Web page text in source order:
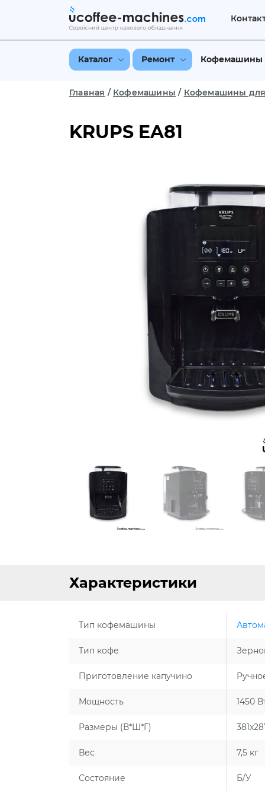
Каталог Ремонт Кофемашины
Главная / Кофемашины / Кофемашины
KRUPS EA81
Характеристики
Тип кофемашины
Тип кофе
Приготовление капучино
Мощность 1450
Размеры (В*Ш*Г)
Вес 7,5 кг
Состояние Б/У